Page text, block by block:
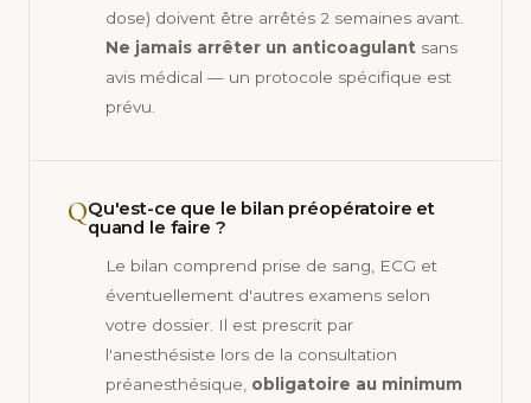
dose) doivent être arrêtés 2 semaines avant.
Ne jamais arrêter un anticoagulant sans
avis médical — un protocole spécifique est
prévu.
QQu'est-ce que le bilan préopératoire et
quand le faire ?
Le bilan comprend prise de sang, ECG et
éventuellement d'autres examens selon
votre dossier. Il est prescrit par
l'anesthésiste lors de la consultation
préanesthésique, obligatoire au minimum